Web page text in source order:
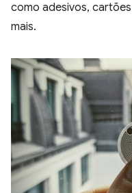
como adesivos,
mais.